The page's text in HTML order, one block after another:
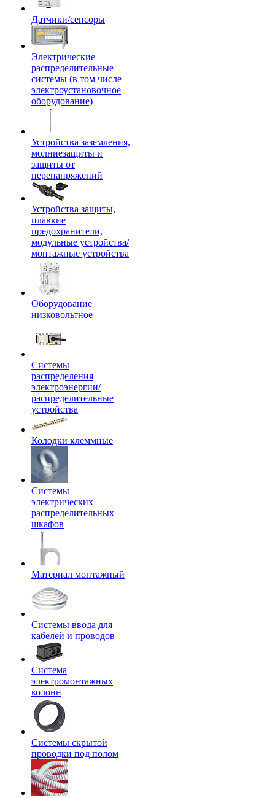
Датчики/сенсоры
Электрические
распределительные
системы (в том числе
электроустановочное
оборудование)
Устройства заземления,
молниезащиты и
защиты от
перенапряжений
Устройства защиты,
плавкие
предохранители,
модульные устройства/
монтажные устройства
Оборудование
низковольтное
Системы
распределения
электроэнергии/
распределительные
устройства
Колодки клеммные
Системы
электрических
распределительных
шкафов
Материал монтажный
Системы ввода для
кабелей и проводов
Система
электромонтажных
колонн
Системы скрытой
проводки под полом